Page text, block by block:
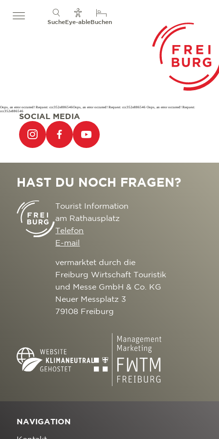
SucheEye-ableBuchen
Oops, an error occurred! Request: ccc352e886546Oops, an error occurred! Request: ccc352e886546 Oops, an error occurred! Request:
ccc352e886546
SOCIAL MEDIA
HAST DU NOCH FRAGEN?
Tourist Information
am Rathausplatz
Telefon
E-mail
vermarktet durch die
Freiburg Wirtschaft Touristik
und Messe GmbH & Co. KG
Neuer Messplatz 3
79108 Freiburg
NAVIGATION